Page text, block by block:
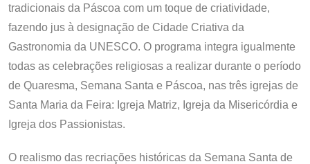
tradicionais da Páscoa com um toque de criatividade,
fazendo jus à designação de Cidade Criativa da
Gastronomia da UNESCO. O programa integra igualmente
todas as celebrações religiosas a realizar durante o período
de Quaresma, Semana Santa e Páscoa, nas três igrejas de
Santa Maria da Feira: Igreja Matriz, Igreja da Misericórdia e
Igreja dos Passionistas.
O realismo das recriações históricas da Semana Santa de